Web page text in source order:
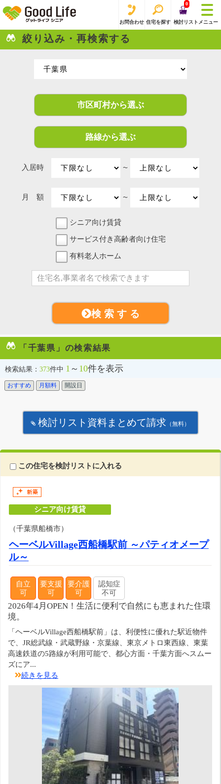
お問合わせ 住宅を探す
0
検討リスト メニュー
絞り込み・再検索する
市区町村から選ぶ
路線から選ぶ
入居時 〜
月 額 〜
シニア向け賃貸
サービス付き高齢者向け住宅
有料老人ホーム
検 索 す る
「千葉県」の検索結果
検索結果： 373件中 1 ～ 10件を表示
おすすめ 月額料 開設日
検討リスト資料まとめて請求 （無料）
この住宅を検討リストに入れる
シニア向け賃貸
（千葉県船橋市）
ヘーベルVillage西船橋駅前 ～パティオメープ
ル～
自立
可
要支援
可
要介護
可
認知症
不可
2026年4月OPEN！生活に便利で自然にも恵まれた住環
境。
「ヘーベルVillage西船橋駅前」は、利便性に優れた駅近物件
で、JR総武線・武蔵野線・京葉線、東京メトロ東西線、東葉
高速鉄道の5路線が利用可能で、都心方面・千葉方面へスムー
ズにア...
続きを見る